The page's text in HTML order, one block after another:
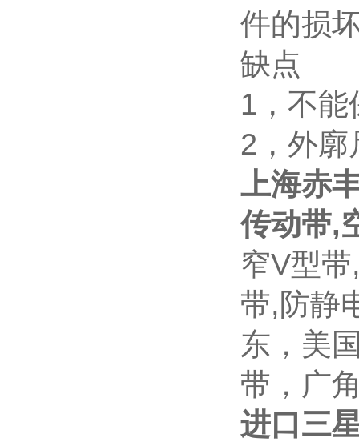
件的损
缺点
1，不能
2，外廓
上海赤
传动带,
窄V型
带,防静
东，美
带，广
进口三